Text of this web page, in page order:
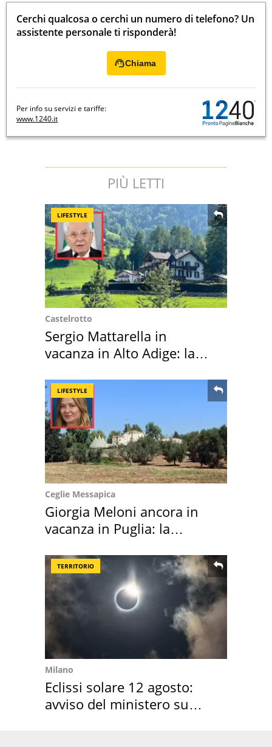
Cerchi qualcosa o cerchi un numero di telefono? Un
assistente personale ti risponderà!
Chiama
Per info su servizi e tariffe:
www.1240.it
PIÙ LETTI
LIFESTYLE
Castelrotto
Sergio Mattarella in
vacanza in Alto Adige: la
LIFESTYLE
Ceglie Messapica
Giorgia Meloni ancora in
vacanza in Puglia: la
TERRITORIO
Milano
Eclissi solare 12 agosto:
avviso del ministero su